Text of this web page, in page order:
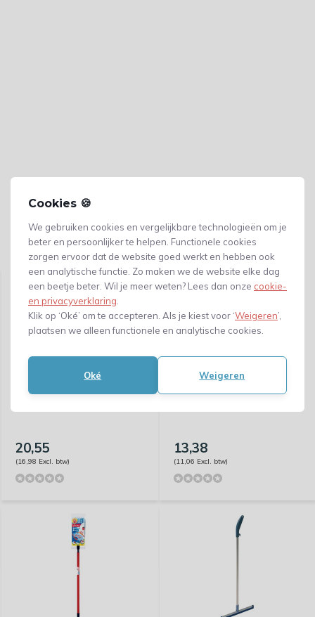
Cookies 🍪
We gebruiken cookies en vergelijkbare technologieën om je
beter en persoonlijker te helpen. Functionele cookies
zorgen ervoor dat de website goed werkt en hebben ook
een analytische functie. Zo maken we de website elke dag
een beetje beter. Wil je meer weten? Lees dan onze cookie-
en privacyverklaring
Klik op ‘Oké’ om te accepteren. Als je kiest voor ‘Weigeren’,
plaatsen we alleen functionele en analytische cookies.
Oké Weigeren
Gerelateerde producten
Vileda - mop - Ultraspeed
20,55
(16,98 Excl. btw)
Vileda - Super Mocio Mop
13,38
(11,06 Excl. btw)